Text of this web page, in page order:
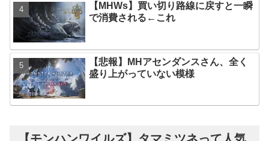
【MHWs】買い切り路線に戻すと一瞬
で消費される←これ
【悲報】MHアセンダンスさん、全く
盛り上がっていない模様